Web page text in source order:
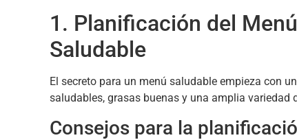
1. Planificación del
Saludable
El secreto para un menú saludable empieza con
saludables, grasas buenas y una amplia variedad
Consejos para la